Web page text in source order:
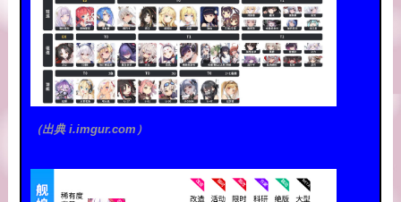
（出典 i.imgur.com）